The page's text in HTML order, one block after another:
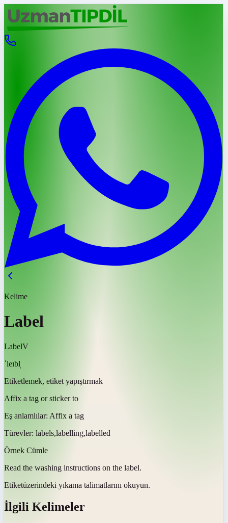
Kelime
Label
LabelV
ˈleɪbl̩
Etiketlemek, etiket yapıştırmak
Affix a tag or sticker to
Eş anlamlılar: Affix a tag
Türevler: labels,labelling,labelled
Örnek Cümle
Read the washing instructions on the label.
Etiketüzerindeki yıkama talimatlarını okuyun.
İlgili Kelimeler